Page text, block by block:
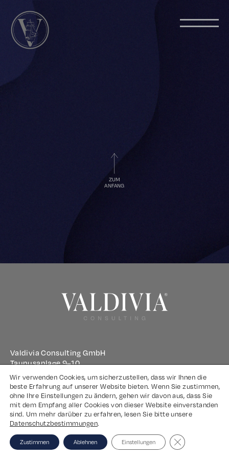
ZUM
ANFANG
Valdivia Consulting GmbH
Taunusanlage 9–10
60329 Frankfurt am Main
Impressum
Datenschutz
Wir verwenden Cookies, um sicherzustellen, dass wir Ihnen die
beste Erfahrung auf unserer Website bieten. Wenn Sie zustimmen,
ohne Ihre Einstellungen zu ändern, gehen wir davon aus, dass Sie
mit dem Empfang aller Cookies von dieser Website einverstanden
sind. Um mehr darüber zu erfahren, lesen Sie bitte unsere
Datenschutzbestimmungen.
Zustimmen Ablehnen Einstellungen Close GDPR